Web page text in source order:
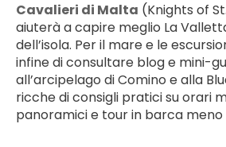
Cavalieri di Malta (Knights of
aiuterà a capire meglio La
dell’isola. Per il mare e le
infine di consultare blog e mini-
all’arcipelago di Comino e alla
ricche di consigli pratici su orari
panoramici e tour in barca